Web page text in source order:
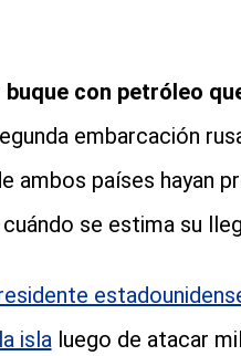
buque con petróleo
embarcación
ambos países hayan
se estima su
islaluego de atacar